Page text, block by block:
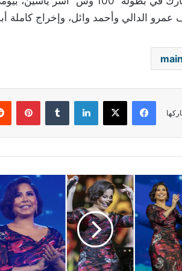
عمرو الدالي وأحمد وائل، وإخراج كاملة
main
فيسبوك ‫X لينكدإن